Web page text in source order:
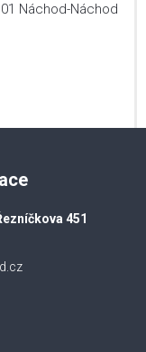
Náchod-Náchod
451